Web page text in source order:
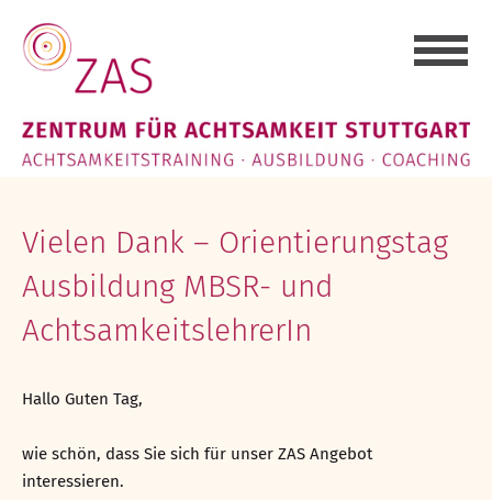
Zum
Inhalt
springen
Zum
Inhalt
springen
Vielen Dank – Orientierungstag
Ausbildung MBSR- und
AchtsamkeitslehrerIn
Hallo Guten Tag,
wie schön, dass Sie sich für unser ZAS Angebot
interessieren.